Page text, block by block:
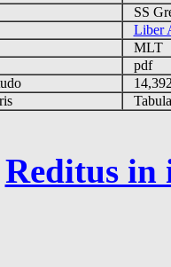
SS
Liber
MLT
pdf
Reditus in